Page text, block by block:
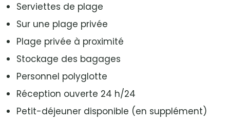
Serviettes de plage
Sur une plage privée
Plage privée à proximité
Stockage des bagages
Personnel polyglotte
Réception ouverte 24 h/24
Petit-déjeuner disponible (en supplément)